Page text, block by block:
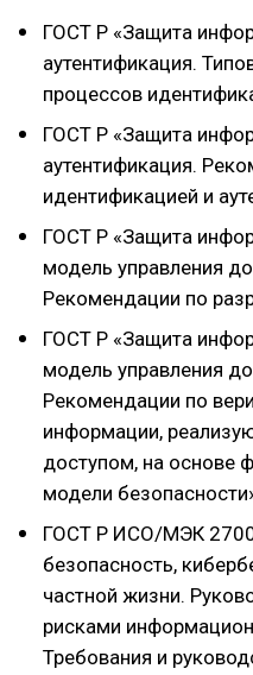
ГОСТ Р «Защита
аутентификация.
процессов
ГОСТ Р «Защита
аутентификация.
идентификацией и
ГОСТ Р «Защита
модель управления
Рекомендации по
ГОСТ Р «Защита
модель управления
Рекомендации по
информации,
доступом, на основе
модели
ГОСТ Р ИСО/МЭК
безопасность,
частной жизни.
рисками
Требования и